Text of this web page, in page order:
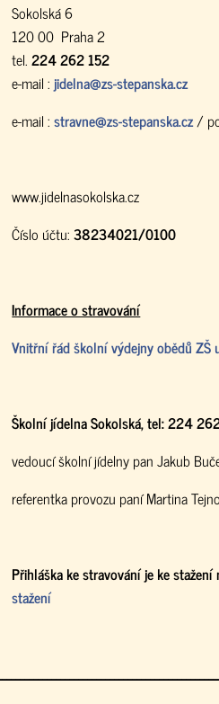
Sokolská 6
120 00 Praha 2
tel.224 262 152
e-mail : jidelna@zs-stepanska.cz
e-mail :stravne@zs-stepanska.cz/
www.jidelnasokolska.cz
Číslo účtu:38234021/0100
Informace o stravování
Vnitřní řád školní výdejny obědů ZŠ
Školní jídelna Sokolská, tel: 224
vedoucí školní jídelny pan Jakub
referentka provozu paní Martina
Přihláška ke stravování je ke
stažení